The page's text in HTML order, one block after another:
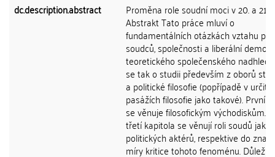
dc.description.abstract
Proměna role soudní moci v 20. a 21.
Abstrakt Tato práce mluví o
fundamentálních otázkách vztahu
soudců, společnosti a liberální
teoretického společenského
se tak o studii především z oborů
a politické filosofie (popřípadě v
pasážích filosofie jako takové). První
se věnuje filosofickým východiskům.
třetí kapitola se věnují roli soudů
politických aktérů, respektive do
míry kritice tohoto fenoménu.